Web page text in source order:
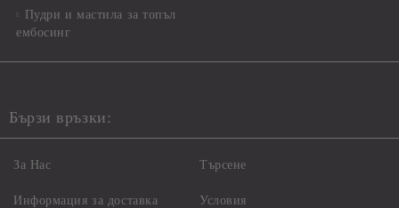
Пудри и мастила за топъл
ембосинг
Бързи връзки:
За Нас
Информация за доставка
Търсене
Условия